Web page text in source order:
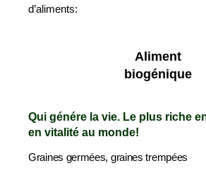
d’aliments:
Aliment
biogénique
Qui génére la vie. Le plus riche
en vitalité au monde!
Graines germées, graines trempées